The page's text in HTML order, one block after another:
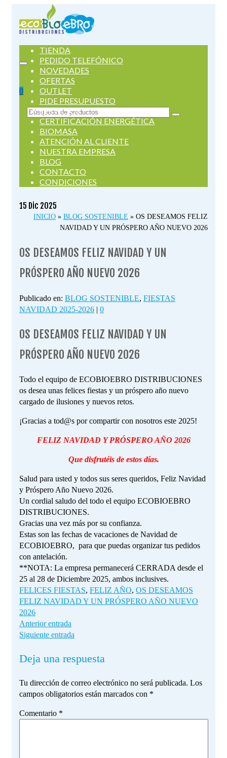
0
Buscar
por:
TIENDA
PEDIDO TELEFÓNICO
NOVEDADES
OFERTAS
OUTLET
PIDE PRESUPUESTO
SERVICIOS
CERTIFICACIÓN ENERGÉTICA
BIOMASA
ATENCIÓN AL CLIENTE
NUESTRA EMPRESA
BLOG
CONTACTO
CONDICIONES
15 Dic 2025
INICIO » BLOG SOSTENIBLE » OS DESEAMOS FELIZ
NAVIDAD Y UN PRÓSPERO AÑO NUEVO 2026
OS DESEAMOS FELIZ NAVIDAD Y UN
PRÓSPERO AÑO NUEVO 2026
Publicado en: BLOG SOSTENIBLE, FIESTAS
NAVIDAD 2025-2026 | 0
OS DESEAMOS FELIZ NAVIDAD Y UN
PRÓSPERO AÑO NUEVO 2026
Todo el equipo de ECOBIOEBRO DISTRIBUCIONES
os desea unas felices fiestas y un próspero año nuevo
cargado de ilusiones y nuevos retos.
¡Gracias a tod@s por compartir con nosotros este 2025!
FELIZ NAVIDAD Y PRÓSPERO AÑO 2026
Que disfrutéis de estos días.
Salud para usted y todos sus seres queridos, Feliz Navidad
y Próspero Año Nuevo 2026.
Un cordial saludo del todo el equipo ECOBIOEBRO
DISTRIBUCIONES.
Gracias una vez más por su confianza.
Estas son las fechas de vacaciones de Navidad de
ECOBIOEBRO, para que puedas organizar tus pedidos
con antelación.
**NOTA: La empresa permanecerá CERRADA desde el
25 al 28 de Diciembre 2025, ambos inclusives.
FELICES FIESTAS, FELIZ AÑO, OS DESEAMOS
FELIZ NAVIDAD Y UN PRÓSPERO AÑO NUEVO
2026
Anterior entrada
Siguiente entrada
Deja una respuesta
Tu dirección de correo electrónico no será publicada. Los
campos obligatorios están marcados con *
Comentario *